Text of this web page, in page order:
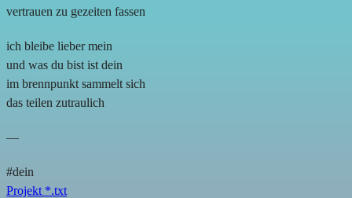
vertrauen zu gezeiten fassen
ich bleibe lieber mein
und was du bist ist dein
im brennpunkt sammelt sich
das teilen zutraulich
—
#dein
Projekt *.txt